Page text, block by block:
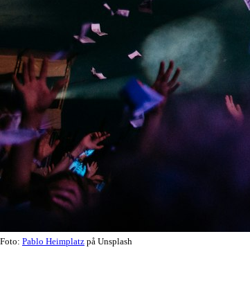
Foto: Pablo Heimplatz på Unsplash